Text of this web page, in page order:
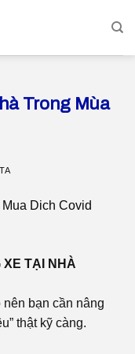
Trong Mùa
XE TẠI NHÀ
bạn cần nâng
thật kỹ càng.